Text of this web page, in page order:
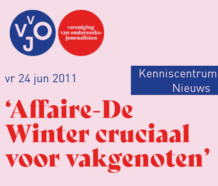
vr 24 jun 2011 Kenniscentrum
Nieuws
‘Affaire-De
Winter cruciaal
voor vakgenoten’